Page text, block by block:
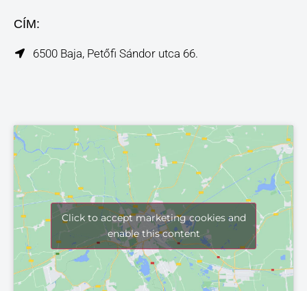
CÍM:
6500 Baja, Petőfi Sándor utca 66.
Click to accept marketing cookies and
enable this content